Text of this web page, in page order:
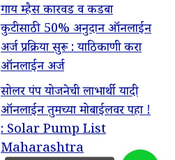
गाय म्हैस कारवड व कडबा
कुटीसाठी 50% अनुदान ऑनलाईन
अर्ज प्रक्रिया सुरू : याठिकाणी करा
ऑनलाईन अर्ज
सोलर पंप योजनेची लाभार्थी यादी
ऑनलाईन तुमच्या मोबाईलवर पहा !
: Solar Pump List
Maharashtra